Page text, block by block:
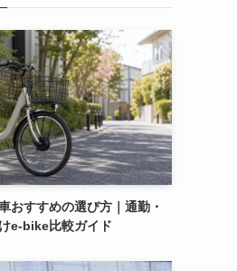
おすすめの選び方｜通勤・
e-bike比較ガイド